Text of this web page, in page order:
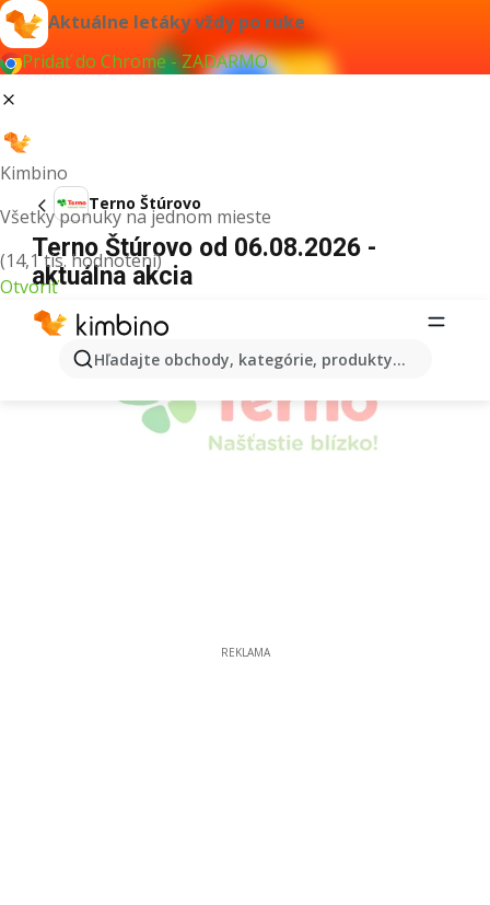
Aktuálne letáky vždy po ruke
Pridať do Chrome - ZADARMO
Kimbino
Všetky ponuky na jednom mieste
(14,1 tis. hodnotení)
Otvoriť
Hľadajte obchody, kategórie, produkty...
Terno Štúrovo
Terno Štúrovo od 06.08.2026 -
aktuálna akcia
REKLAMA